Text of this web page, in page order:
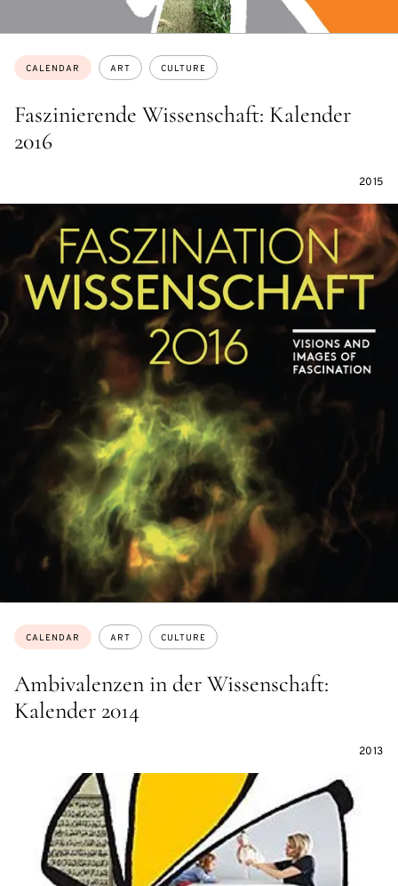
Faszinierende Wissenschaft: Kalender
2016
Topics:
CALENDAR ART CULTURE
2015
Ambivalenzen in der Wissenschaft:
Kalender 2014
Topics:
CALENDAR ART CULTURE
2013